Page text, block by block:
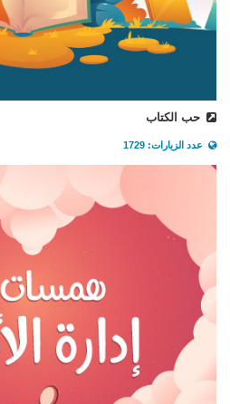
حب الكتاب
عدد الزيارات: 1729